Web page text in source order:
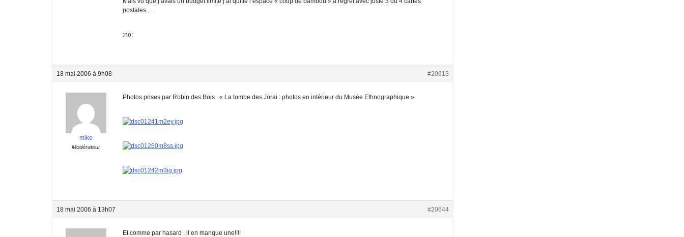
postales…
:no:
18 mai 2006 à 9h08 #20613
mike
Modérateur
Photos prises par Robin des Bois : « La tombe des Jörai : photos en intérieur du Musée Ethnographique »
18 mai 2006 à 13h07 #20644
Et comme par hasard , il en manque une!!!!